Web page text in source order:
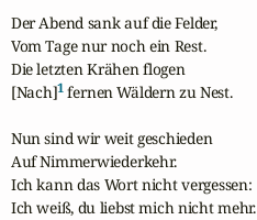
Der Abend sank auf die Felder,
Vom Tage nur noch ein Rest.
Die letzten Krähen flogen
[Nach]1 fernen Wäldern zu Nest.
Nun sind wir weit geschieden
Auf Nimmerwiederkehr.
Ich kann das Wort nicht vergessen:
Ich weiß, du liebst mich nicht mehr.